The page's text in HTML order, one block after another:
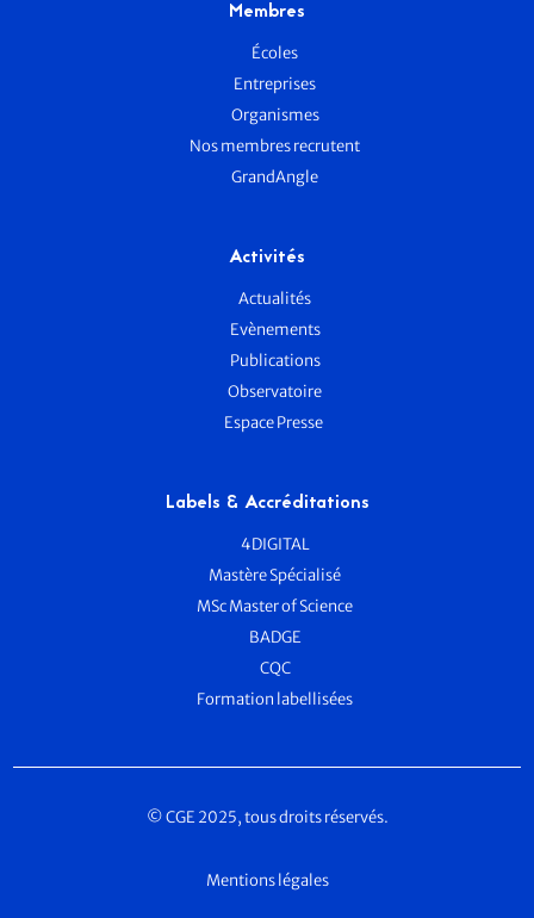
Membres
Écoles
Entreprises
Organismes
Nos membres recrutent
GrandAngle
Activités
Actualités
Evènements
Publications
Observatoire
Espace Presse
Labels & Accréditations
4DIGITAL
Mastère Spécialisé
MSc Master of Science
BADGE
CQC
Formation labellisées
© CGE 2025, tous droits réservés.
Mentions légales